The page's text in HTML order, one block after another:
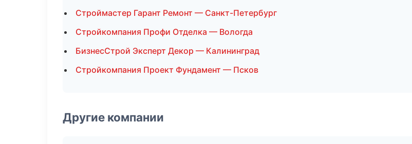
Строймастер Гарант Ремонт — Санкт-Петербург
Стройкомпания Профи Отделка — Вологда
БизнесСтрой Эксперт Декор — Калининград
Стройкомпания Проект Фундамент — Псков
Другие компании